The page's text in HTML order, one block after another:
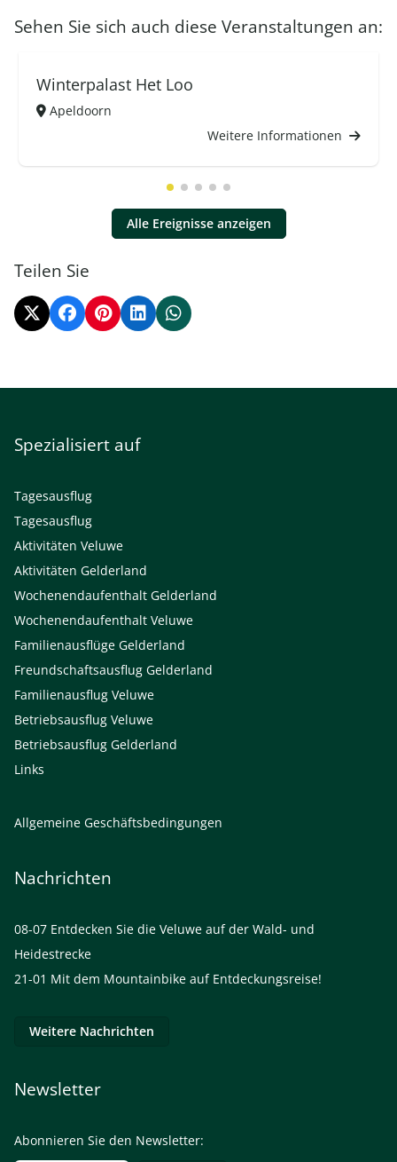
Sehen Sie sich auch diese Veranstaltungen an:
Winterpalast Het Loo
Apeldoorn
Weitere Informationen
Alle Ereignisse anzeigen
Teilen Sie
Spezialisiert auf
Tagesausflug
Tagesausflug
Aktivitäten Veluwe
Aktivitäten Gelderland
Wochenendaufenthalt Gelderland
Wochenendaufenthalt Veluwe
Familienausflüge Gelderland
Freundschaftsausflug Gelderland
Familienausflug Veluwe
Betriebsausflug Veluwe
Betriebsausflug Gelderland
Links
Allgemeine Geschäftsbedingungen
Nachrichten
08-07 Entdecken Sie die Veluwe auf der Wald- und
Heidestrecke
21-01 Mit dem Mountainbike auf Entdeckungsreise!
Weitere Nachrichten
Newsletter
Abonnieren Sie den Newsletter: